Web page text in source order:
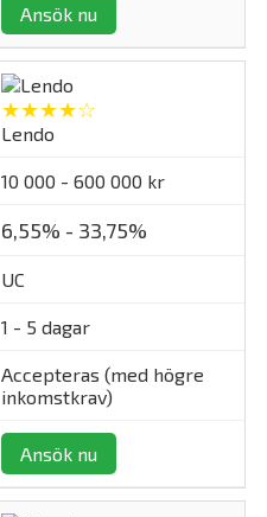
Ansök nu
★★★★☆
Lendo
10 000 - 600 000 kr
6,55% - 33,75%
UC
1 - 5 dagar
Accepteras (med högre
inkomstkrav)
Ansök nu